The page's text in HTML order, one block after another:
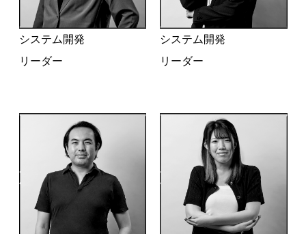
システム開発
リーダー
システム開発
リーダー